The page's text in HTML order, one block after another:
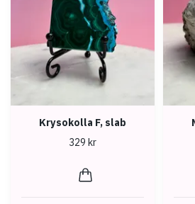
Krysokolla F, slab
329 kr